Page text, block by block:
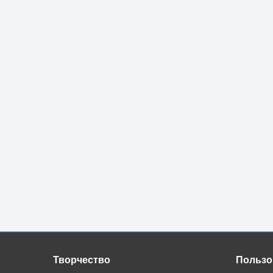
Творчество